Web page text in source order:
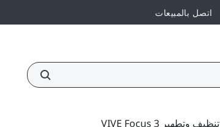
اتصل بالمبيعات
تنظيف وتطهير VIVE Focus 3